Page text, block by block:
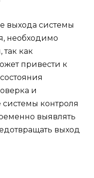
выхода системы
необходимо
так как
привести к
и
контроля
выявлять
выход